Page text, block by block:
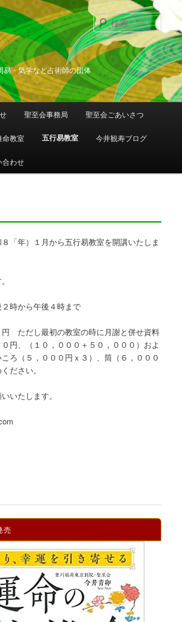
易・気学など占術師の団体
索
へ移動
動 聖至会事務局 聖至会ごあいさつ
命教室 五行易教室 今井観寿ブログ
合わせ
「年）１月から五行易教室を開講いたしま
時から午後４時まで
ただし最初の教室の時に月謝と併せ資料
円、（１０，０００＋５０，０００）およ
ろ（５，０００円ｘ３）、筒（６，０００
ださい。
いたします。
売